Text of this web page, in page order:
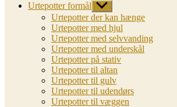
Urtepotter formål Vis
undermenu
Urtepotter der kan hænge
Urtepotter med hjul
Urtepotter med selvvanding
Urtepotter med underskål
Urtepotter på stativ
Urtepotter til altan
Urtepotter til gulv
Urtepotter til udendørs
Urtepotter til væggen